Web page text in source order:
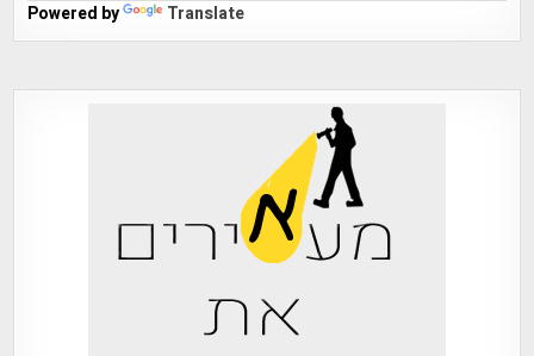
Powered by Translate